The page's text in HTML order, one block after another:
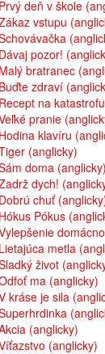
deň v škole
vstupu
pozor!
bratranec
zdraví
na
pranie
klavíru
(anglicky)
doma (anglicky)
dych!
chuť
Pókus
metla
život
ma (anglicky)
kráse je sila
(anglicky)
(anglicky)